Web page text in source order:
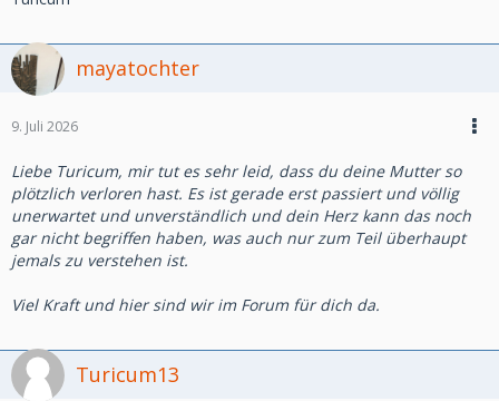
mayatochter
9. Juli 2026
Liebe Turicum, mir tut es sehr leid, dass du deine Mutter so
plötzlich verloren hast. Es ist gerade erst passiert und völlig
unerwartet und unverständlich und dein Herz kann das noch
gar nicht begriffen haben, was auch nur zum Teil überhaupt
jemals zu verstehen ist.
Viel Kraft und hier sind wir im Forum für dich da.
Turicum13